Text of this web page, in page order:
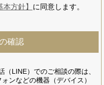
方針】 に同意します。
LINE）でのご相談の際は、
ンなどの機器（デバイス）